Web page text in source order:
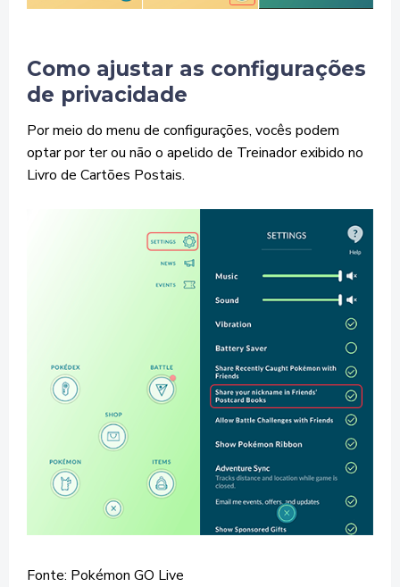
Como ajustar as configurações
de privacidade
Por meio do menu de configurações, vocês podem
optar por ter ou não o apelido de Treinador exibido no
Livro de Cartões Postais.
Fonte: Pokémon GO Live